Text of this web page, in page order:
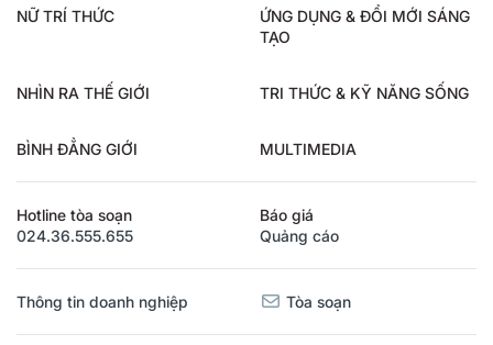
NỮ TRÍ THỨC
ỨNG DỤNG & ĐỔI MỚI SÁNG
TẠO
NHÌN RA THẾ GIỚI TRI THỨC & KỸ NĂNG SỐNG
BÌNH ĐẲNG GIỚI MULTIMEDIA
Hotline tòa soạn
024.36.555.655
Báo giá
Quảng cáo
Thông tin doanh nghiệp Tòa soạn